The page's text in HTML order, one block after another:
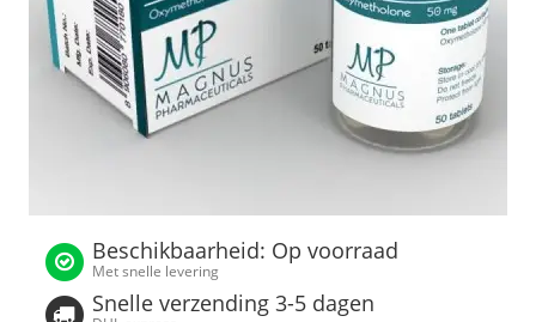
Beschikbaarheid: Op voorraad
Met snelle levering
Snelle verzending 3-5 dagen